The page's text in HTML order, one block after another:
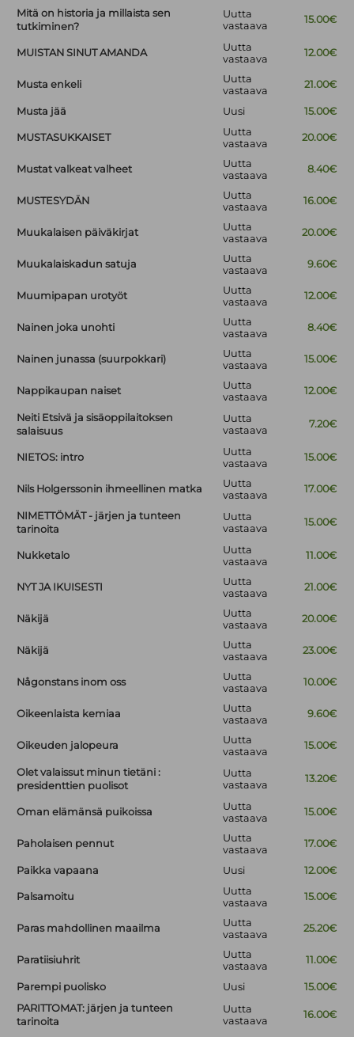
Mitä on historia ja millaista sen
tutkiminen?
Uutta
vastaava
15.00€
MUISTAN SINUT AMANDA
Uutta
vastaava
12.00€
Musta enkeli
Uutta
vastaava
21.00€
Musta jää Uusi 15.00€
MUSTASUKKAISET
Uutta
vastaava
20.00€
Mustat valkeat valheet
Uutta
vastaava
8.40€
MUSTESYDÄN
Uutta
vastaava
16.00€
Muukalaisen päiväkirjat
Uutta
vastaava
20.00€
Muukalaiskadun satuja
Uutta
vastaava
9.60€
Muumipapan urotyöt
Uutta
vastaava
12.00€
Nainen joka unohti
Uutta
vastaava
8.40€
Nainen junassa (suurpokkari)
Uutta
vastaava
15.00€
Nappikaupan naiset
Uutta
vastaava
12.00€
Neiti Etsivä ja sisäoppilaitoksen
salaisuus
Uutta
vastaava
7.20€
NIETOS: intro
Uutta
vastaava
15.00€
Nils Holgerssonin ihmeellinen matka
Uutta
vastaava
17.00€
NIMETTÖMÄT - järjen ja tunteen
tarinoita
Uutta
vastaava
15.00€
Nukketalo
Uutta
vastaava
11.00€
NYT JA IKUISESTI
Uutta
vastaava
21.00€
Näkijä
Uutta
vastaava
20.00€
Näkijä
Uutta
vastaava
23.00€
Någonstans inom oss
Uutta
vastaava
10.00€
Oikeenlaista kemiaa
Uutta
vastaava
9.60€
Oikeuden jalopeura
Uutta
vastaava
15.00€
Olet valaissut minun tietäni :
presidenttien puolisot
Uutta
vastaava
13.20€
Oman elämänsä puikoissa
Uutta
vastaava
15.00€
Paholaisen pennut
Uutta
vastaava
17.00€
Paikka vapaana Uusi 12.00€
Palsamoitu
Uutta
vastaava
15.00€
Paras mahdollinen maailma
Uutta
vastaava
25.20€
Paratiisiuhrit
Uutta
vastaava
11.00€
Parempi puolisko Uusi
15.00€
PARITTOMAT: järjen ja tunteen
tarinoita
Uutta
vastaava
16.00€